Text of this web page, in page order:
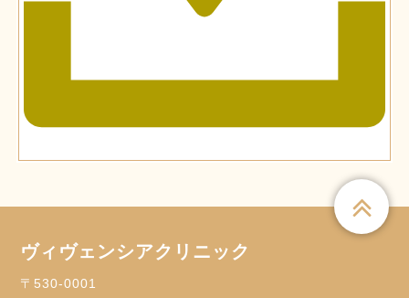
ヴィヴェンシアクリニック
〒530-0001